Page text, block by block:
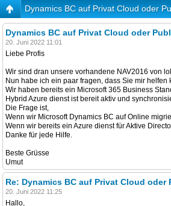
Dynamics BC auf Privat Cloud oder
Dynamics BC auf Privat Cloud oder
20. Juni 2022 11:01
Liebe Profis
Wir sind dran unsere vorhandene NAV2016 von
Nun habe ich ein paar fragen, dass Sie mir helfen
Wir haben bereits ein Microsoft 365 Business
Hybrid Azure dienst ist bereit aktiv und
Die Frage ist,
Wenn wir Microsoft Dynamics BC auf Online
Wenn wir bereits ein Azure dienst für Aktive
Danke für jede Hilfe.
Beste Grüsse
Umut
Re: Dynamics BC auf Privat Cloud oder
20. Juni 2022 11:25
Hallo,